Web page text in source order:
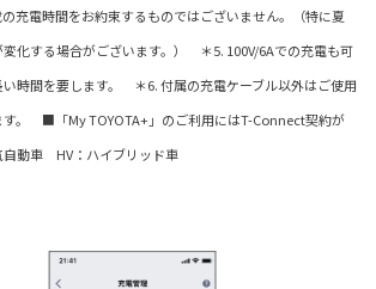
充電時間をお約束するものではございません。（特に夏
化する場合がございます。） ＊5. 100V/6Aでの充電も可
時間を要します。 ＊6. 付属の充電ケーブル以外はご使用
す。 ■「My TOYOTA+」のご利用にはT-Connect契約が
動車 HV：ハイブリッド車